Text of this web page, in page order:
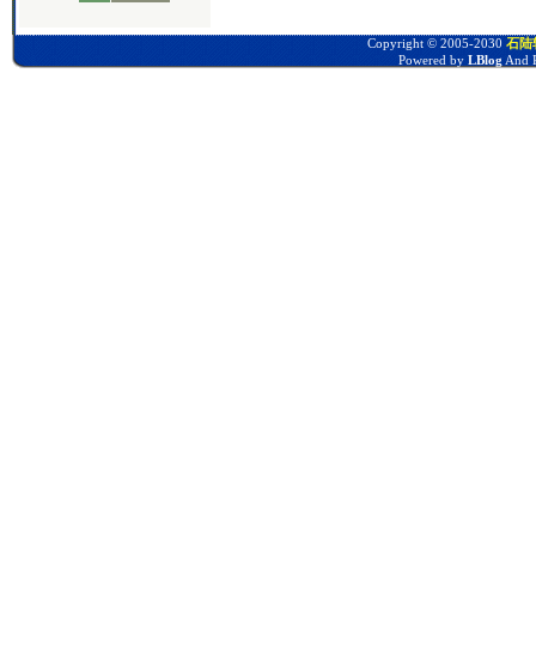
Copyright © 2005-2030 石陆
Powered by LBlog And